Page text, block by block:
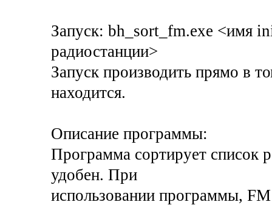
Запуск: bh_sort_fm.exe <имя
радиостанции>
Запуск производить прямо в
находится.
Описание программы:
Программа сортирует список
удобен. При
использовании программы,